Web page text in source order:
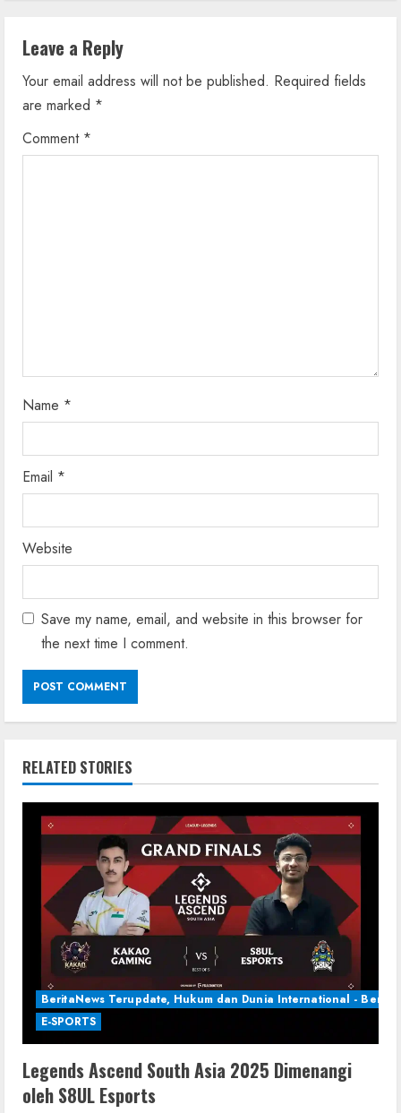
n
u
e
R
g
Leave a Reply
Your email address will not be published. Required fields
are marked *
Comment *
Name *
Email *
Website
Save my name, email, and website in this browser for
the next time I comment.
RELATED STORIES
BeritaNews Terupdate, Hukum dan Dunia International - Berita
E-SPORTS
Legends Ascend South Asia 2025 Dimenangi
oleh S8UL Esports